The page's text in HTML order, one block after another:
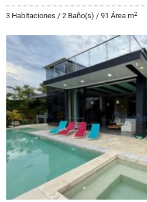
3 Habitaciones / 2 Baño(s) / 91 Área m2